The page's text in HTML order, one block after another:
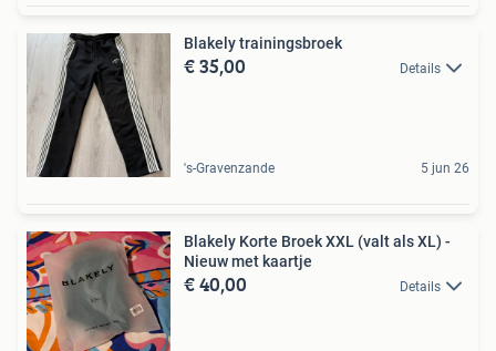
Blakely trainingsbroek
€ 35,00 Details
's-Gravenzande 5 jun 26
Blakely Korte Broek XXL (valt als XL) -
Nieuw met kaartje
€ 40,00 Details